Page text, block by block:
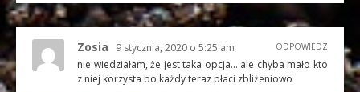
Zosia 9 stycznia, 2020 o 5:25 am ODPOWIEDZ
nie wiedziałam, że jest taka opcja… ale chyba mało kto
z niej korzysta bo każdy teraz płaci zbliżeniowo